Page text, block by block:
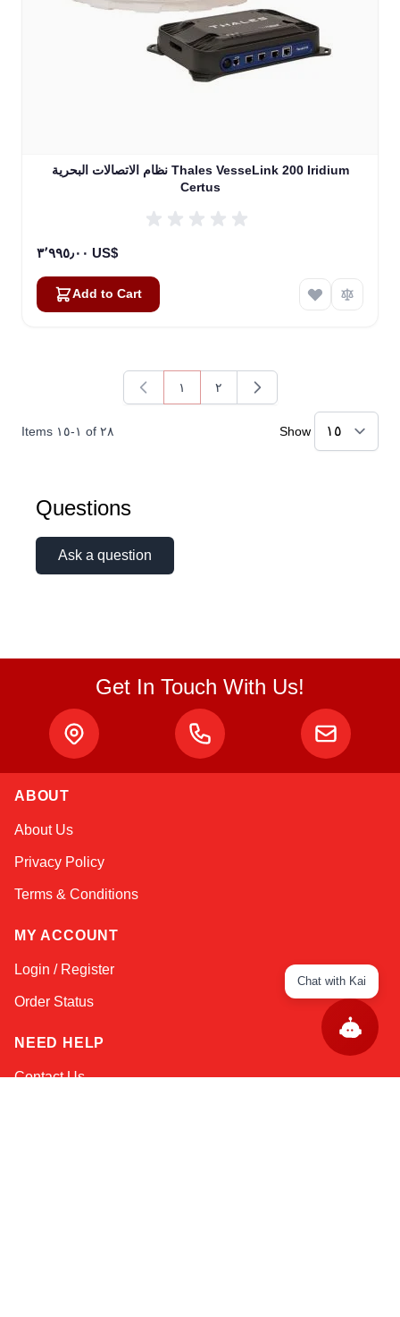
نظام الاتصالات البحرية Thales VesseLink 200 Iridium
Certus
٣٬٩٩٥٫٠٠ US$
Add to Cart
Items ١-١٥ of ٢٨
You're currently reading page
١
Page
٢
Show
Questions
Ask a question
Get In Touch With Us!
ABOUT
About Us
Privacy Policy
Terms & Conditions
MY ACCOUNT
Login / Register
Order Status
NEED HELP
Contact Us
Chat with Kai
Online — typically replies instantly